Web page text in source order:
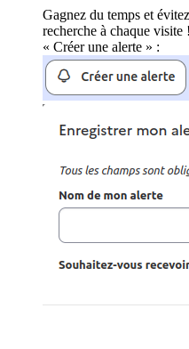
Gagnez du temps et
recherche à chaque
« Créer une alerte » :